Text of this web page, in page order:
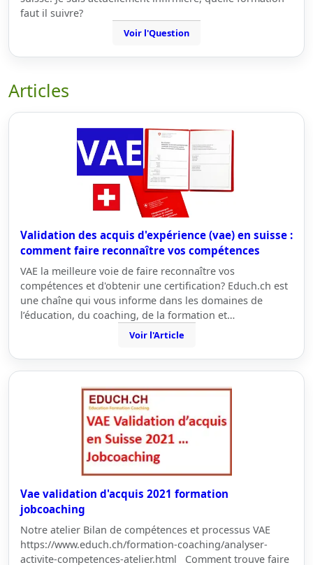
faut il suivre?
Voir l'Question
Articles
Validation des acquis d'expérience (vae) en suisse :
comment faire reconnaître vos compétences
VAE la meilleure voie de faire reconnaître vos
compétences et d'obtenir une certification? Educh.ch est
une chaîne qui vous informe dans les domaines de
l’éducation, du coaching, de la formation et…
Voir l'Article
Vae validation d'acquis 2021 formation
jobcoaching
Notre atelier Bilan de compétences et processus VAE
https://www.educh.ch/formation-coaching/analyser-
activite-competences-atelier.html Comment trouve faire